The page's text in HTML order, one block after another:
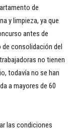
de
y limpieza, ya que
antes de
consolidación del
no tienen
todavía no se han
a mayores de 60
las condiciones